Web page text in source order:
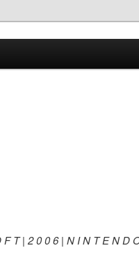
F T | 2 0 0 6 | N I N T E N D